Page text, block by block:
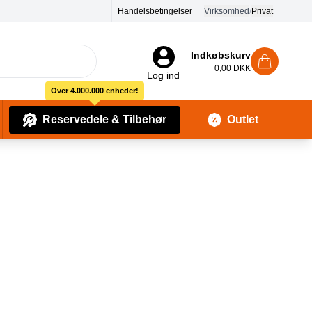
Handelsbetingelser Virksomhed/Privat
Log ind
Indkøbskurv
0,00 DKK
Reservedele & Tilbehør
Over 4.000.000 enheder!
Outlet